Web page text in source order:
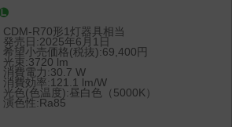
CDM-R70形1灯器具相当
発売日:2025年6月1日
希望小売価格(税抜):69,400円
光束:3720 lm
消費電力:30.7 W
消費効率:121.1 lm/W
光色(色温度):昼白色（5000K）
演色性:Ra85